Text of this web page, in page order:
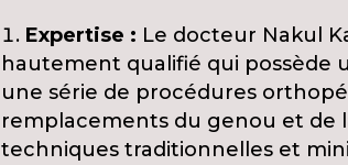
Expertise : Le docteur Nakul
hautement qualifié qui possède
une série de procédures
remplacements du genou et de
techniques traditionnelles et